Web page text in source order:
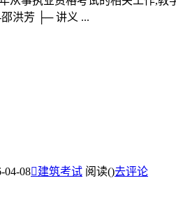
洪芳 ├─ 讲义 ...
04-08建筑考试 阅读()去评论